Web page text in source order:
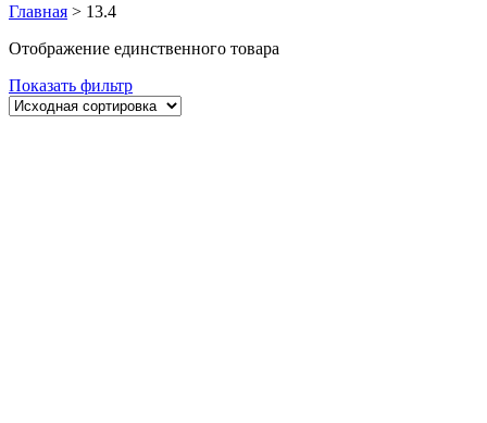
Главная > 13.4
Отображение единственного товара
Показать фильтр